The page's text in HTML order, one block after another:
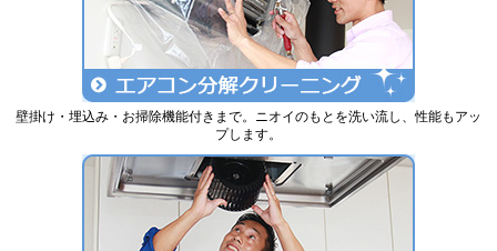
壁掛け・埋込み・お掃除機能付きまで。ニオイのもとを洗い流し、性能もアッ
プします。